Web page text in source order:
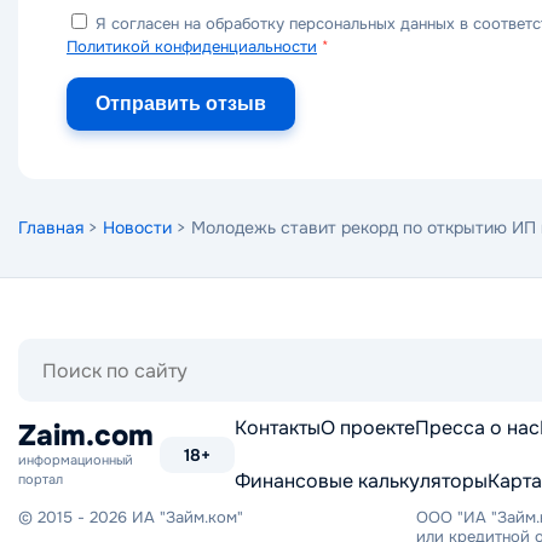
Я согласен на обработку персональных данных в
Политикой конфиденциальности *
Отправить отзыв
Главная > Новости > Молодежь ставит рекорд по открытию ИП
Zaim.com
информационный
портал
18+
КонтактыО проектеПресса о нас
Финансовые калькуляторы
© 2015 - 2026 ИА "Займ.ком"
ООО "ИА
или кредитной